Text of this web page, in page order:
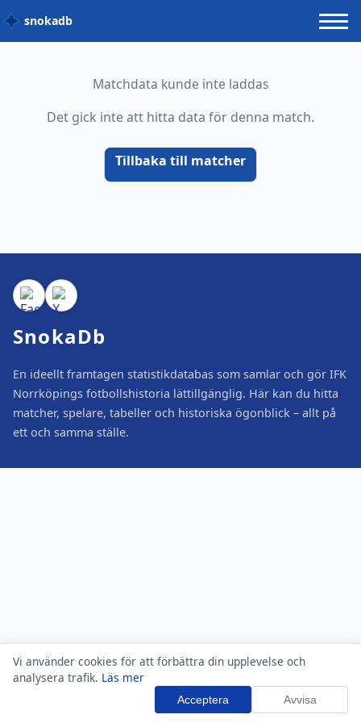
Vi använder cookies för att förbättra din upplevelse och
analysera trafik. Läs mer
Acceptera Avvisa
snokadb
Matchdata kunde inte laddas
Det gick inte att hitta data för denna match.
Tillbaka till matcher
SnokaDb
En ideellt framtagen statistikdatabas som samlar och gör IFK
Norrköpings fotbollshistoria lättillgänglig. Här kan du hitta
matcher, spelare, tabeller och historiska ögonblick – allt på
ett och samma ställe.